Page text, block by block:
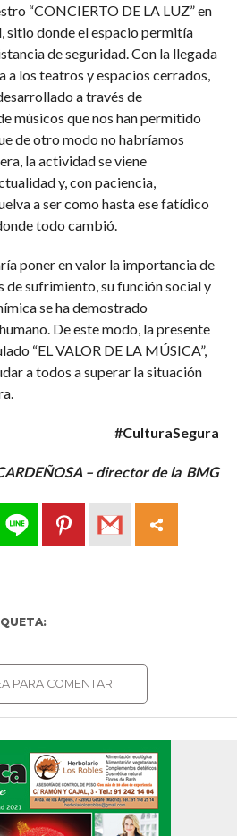
“CONCIERTO DE LA LUZ” en
sitio donde el espacio permitía
de seguridad. Con la llegada
a los teatros y espacios cerrados,
a través de
músicos que nos han permitido
de otro modo no habríamos
la actividad se viene
y, con paciencia,
a ser como hasta ese fatídico
todo cambió.
poner en valor la importancia de
de sufrimiento, su función social y
se ha demostrado
De este modo, la presente
“EL VALOR DE LA MÚSICA”,
a todos a superar la situación
#CulturaSegura
– director de la BMG
PARA COMENTAR